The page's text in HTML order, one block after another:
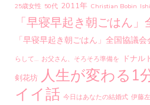
25歳女性 50代 2011年 Christian Bobin
「早寝早起き朝ごはん
「早寝早起き朝ごはん」全国協議会
らして… お父さん、そろそろ準備を ドナル
剣花坊 人生が変わる1
イイ話 今日はあなたの結婚式 伊藤